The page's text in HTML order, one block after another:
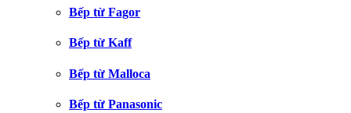
Bếp từ Fagor
Bếp từ Kaff
Bếp từ Malloca
Bếp từ Panasonic